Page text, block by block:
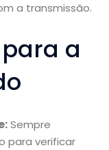
a transmissão.
a
Sempre
para verificar